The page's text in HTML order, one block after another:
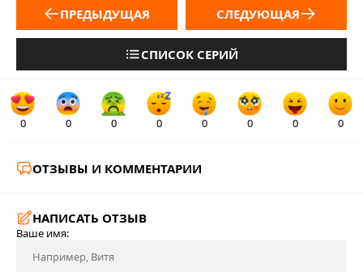
ПРЕДЫДУЩАЯ
СПИСОК СЕРИЙ
СЛЕДУЮЩАЯ
0 0 0 0 0 0 0 0
ОТЗЫВЫ И КОММЕНТАРИИ
НАПИСАТЬ ОТЗЫВ
Ваше имя: